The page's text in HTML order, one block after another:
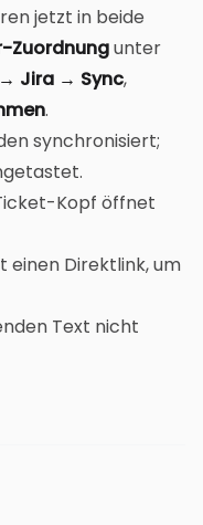
jetzt in beide
Zuordnungunter
Jira → Sync,
.
synchronisiert;
Kopf öffnet
einen Direktlink, um
Text nicht